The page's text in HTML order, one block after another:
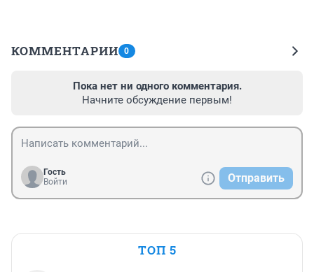
КОММЕНТАРИИ 0
Пока нет ни одного комментария.
Начните обсуждение первым!
Гость
Войти
Отправить
ТОП 5